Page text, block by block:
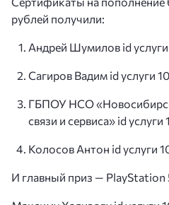
рублей получили:
Андрей Шумилов id
Сагиров Вадим id услуги
ГБПОУ НСО
связи и сервиса» id
Колосов Антон id услуги
И главный приз — PlayStation